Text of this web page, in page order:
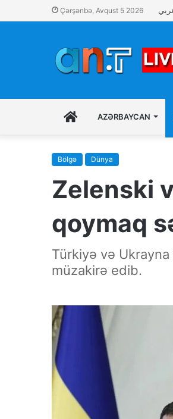
Çərşənbə, Avqust 5 2026
İLK
SƏHIFƏ
AZƏRBAYCAN
Bölgə Dünya
Zelenski
qoymaq
Türkiyə və
müzakirə edib.